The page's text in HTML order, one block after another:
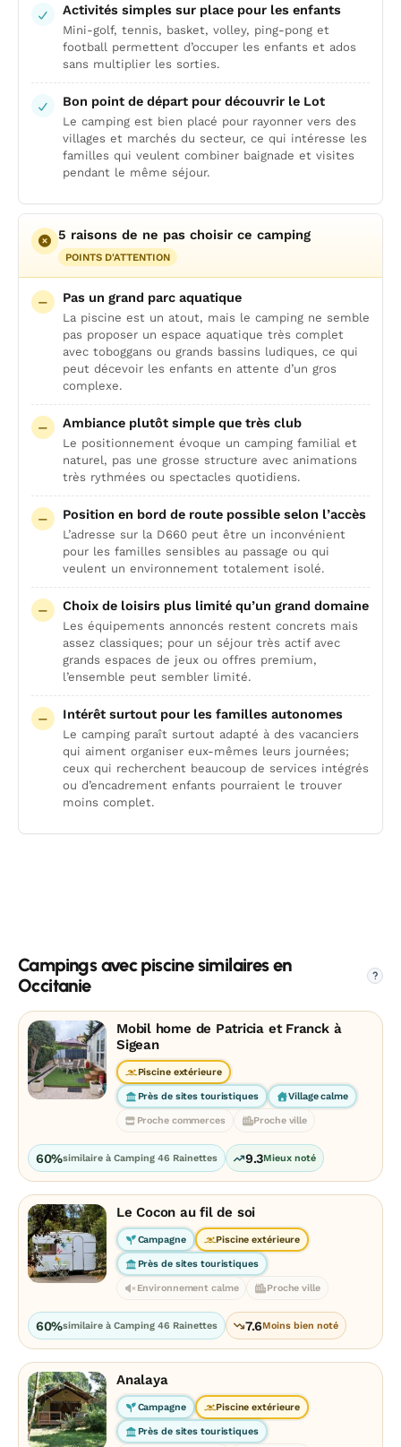
Activités simples sur place pour les enfants
Mini-golf, tennis, basket, volley, ping-pong et
football permettent d’occuper les enfants et ados
sans multiplier les sorties.
Bon point de départ pour découvrir le Lot
Le camping est bien placé pour rayonner vers des
villages et marchés du secteur, ce qui intéresse les
familles qui veulent combiner baignade et visites
pendant le même séjour.
5 raisons de ne pas choisir ce camping
POINTS D'ATTENTION
Pas un grand parc aquatique
La piscine est un atout, mais le camping ne semble
pas proposer un espace aquatique très complet
avec toboggans ou grands bassins ludiques, ce qui
peut décevoir les enfants en attente d’un gros
complexe.
Ambiance plutôt simple que très club
Le positionnement évoque un camping familial et
naturel, pas une grosse structure avec animations
très rythmées ou spectacles quotidiens.
Position en bord de route possible selon l’accès
L’adresse sur la D660 peut être un inconvénient
pour les familles sensibles au passage ou qui
veulent un environnement totalement isolé.
Choix de loisirs plus limité qu’un grand domaine
Les équipements annoncés restent concrets mais
assez classiques; pour un séjour très actif avec
grands espaces de jeux ou offres premium,
l’ensemble peut sembler limité.
Intérêt surtout pour les familles autonomes
Le camping paraît surtout adapté à des vacanciers
qui aiment organiser eux-mêmes leurs journées;
ceux qui recherchent beaucoup de services intégrés
ou d’encadrement enfants pourraient le trouver
moins complet.
Campings avec piscine similaires en
Occitanie
?
Mobil home de Patricia et Franck à
Sigean
Piscine extérieure
Près de sites touristiques Village calme
Proche commerces Proche ville
60%similaire à Camping 46 Rainettes 9.3Mieux noté
Le Cocon au fil de soi
Campagne Piscine extérieure
Près de sites touristiques
Environnement calme Proche ville
60%similaire à Camping 46 Rainettes 7.6Moins bien noté
Analaya
Campagne Piscine extérieure
Près de sites touristiques